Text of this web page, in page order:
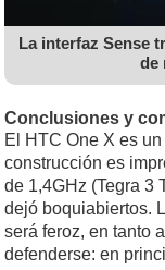
La interfaz Sense
de
Conclusiones y
El HTC One X es
construcción es
de 1,4GHz (Tegra 3
dejó boquiabiertos.
será feroz, en tanto
defenderse: en